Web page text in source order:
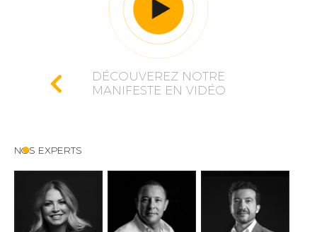
DÉCOUVEREZ NOTRE
MANIFESTE EN VIDÉO
NOS EXPERTS